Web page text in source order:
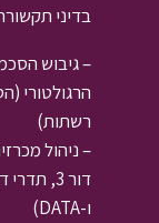
בדיני
– גיבוש
הרגולטורי
רשתות)
– ניהול
ו-DATA)